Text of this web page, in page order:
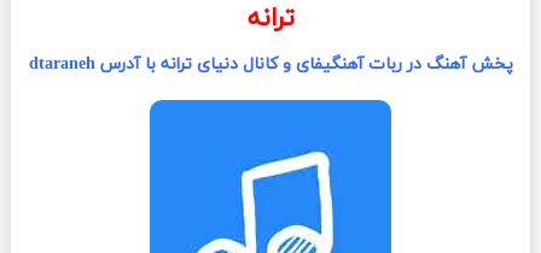
ترانه
پخش آهنگ در ربات آهنگیفای و کانال دنیای ترانه با آدرس dtaraneh